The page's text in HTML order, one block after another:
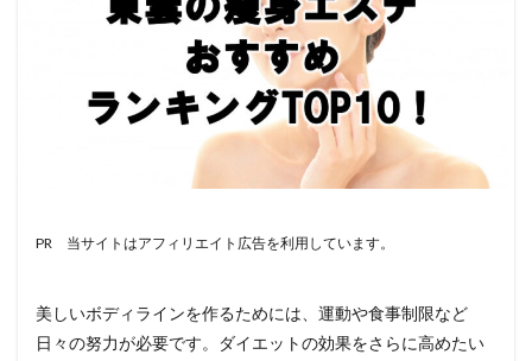
PR 当サイトはアフィリエイト広告を利用しています。
美しいボディラインを作るためには、運動や食事制限など
日々の努力が必要です。ダイエットの効果をさらに高めたい